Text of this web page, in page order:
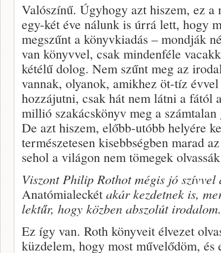
Valószínű. Úgyhogy azt hiszem, ez a
egy-két éve nálunk is úrrá lett, hogy
megszűnt a könyvkiadás – mondják
van könyvvel, csak mindenféle
kétélű dolog. Nem szűnt meg az
vannak, olyanok, amikhez öt-tíz
hozzájutni, csak hát nem látni a fától
millió szakácskönyv meg a
De azt hiszem, előbb-utóbb helyére
természetesen kisebbségben marad
sehol a világon nem tömegek
Viszont Philip Rothot mégis jó
Anatómialeckét akár kezdetnek is,
lektűr, hogy közben abszolút irodalom.
Ez így van. Roth könyveit élvezet
küzdelem, hogy most művelődöm, és